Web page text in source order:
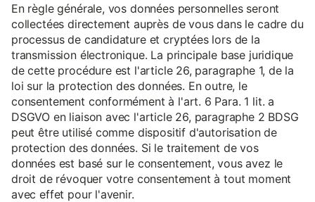
En règle générale, vos données personnelles seront
collectées directement auprès de vous dans le cadre du
processus de candidature et cryptées lors de la
transmission électronique. La principale base juridique
de cette procédure est l'article 26, paragraphe 1, de la
loi sur la protection des données. En outre, le
consentement conformément à l'art. 6 Para. 1 lit. a
DSGVO en liaison avec l'article 26, paragraphe 2 BDSG
peut être utilisé comme dispositif d'autorisation de
protection des données. Si le traitement de vos
données est basé sur le consentement, vous avez le
droit de révoquer votre consentement à tout moment
avec effet pour l'avenir.